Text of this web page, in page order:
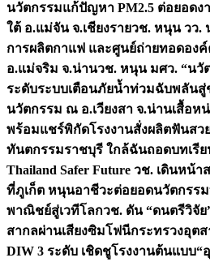
นวัตกรรมแก้ปัญหา PM2.5 ต่อยอด
ใต้ อ.แม่จัน จ.เชียงรายวช. หนุน วว.
การผลิตกาแฟ และศูนย์ถ่ายทอดอง
อ.แม่จริม จ.น่านวช. หนุน มศว. “นวั
ระดับระบบเตือนภัยน้ำท่วมฉับพลัน
นวัตกรรม ณ อ.เวียงสา จ.น่านเสื้อห
พร้อมแชร์พิกัดโรงงานสั่งผลิตฟันสว
ทันตกรรมราชบุรี ใกล้ฉันถอดบทเรีย
Thailand Safer Future วช. เดินหน้
ที่ภูเก็ต หนุนอาชีวะต่อยอดนวัตกรร
พาณิชย์สู่เวทีโลกวช. ดัน “ดนตรีวิจั
สากลผ่านเสียงซิมโฟนีกระทรวงอุต
DIW 3 ระดับ เชิดชูโรงงานต้นแบบ